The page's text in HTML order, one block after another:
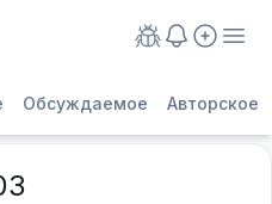
Обсуждаемое Авторское